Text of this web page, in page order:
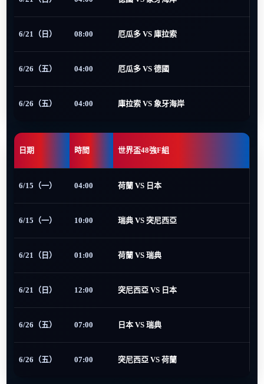
6/21（日） 08:00 厄瓜多 VS 庫拉索
6/26（五） 04:00 厄瓜多 VS 德國
6/26（五） 04:00 庫拉索 VS 象牙海岸
日期 時間 世界盃48強F組
6/15（一） 04:00 荷蘭 VS 日本
6/15（一） 10:00 瑞典 VS 突尼西亞
6/21（日） 01:00 荷蘭 VS 瑞典
6/21（日） 12:00 突尼西亞 VS 日本
6/26（五） 07:00 日本 VS 瑞典
6/26（五） 07:00 突尼西亞 VS 荷蘭